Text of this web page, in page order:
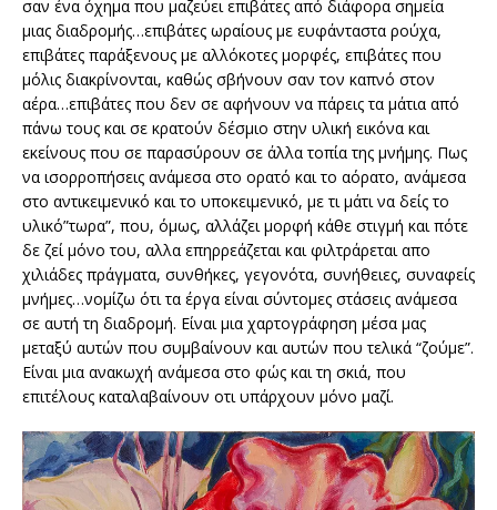
σαν ένα όχημα που μαζεύει επιβάτες από διάφορα σημεία
μιας διαδρομής…επιβάτες ωραίους με ευφάνταστα ρούχα,
επιβάτες παράξενους με αλλόκοτες μορφές, επιβάτες που
μόλις διακρίνονται, καθώς σβήνουν σαν τον καπνό στον
αέρα…επιβάτες που δεν σε αφήνουν να πάρεις τα μάτια από
πάνω τους και σε κρατούν δέσμιο στην υλική εικόνα και
εκείνους που σε παρασύρουν σε άλλα τοπία της μνήμης. Πως
να ισορροπήσεις ανάμεσα στο ορατό και το αόρατο, ανάμεσα
στο αντικειμενικό και το υποκειμενικό, με τι μάτι να δείς το
υλικό”τωρα”, που, όμως, αλλάζει μορφή κάθε στιγμή και πότε
δε ζεί μόνο του, αλλα επηρρεάζεται και φιλτράρεται απο
χιλιάδες πράγματα, συνθήκες, γεγονότα, συνήθειες, συναφείς
μνήμες…νομίζω ότι τα έργα είναι σύντομες στάσεις ανάμεσα
σε αυτή τη διαδρομή. Είναι μια χαρτογράφηση μέσα μας
μεταξύ αυτών που συμβαίνουν και αυτών που τελικά “ζούμε”.
Είναι μια ανακωχή ανάμεσα στο φώς και τη σκιά, που
επιτέλους καταλαβαίνουν οτι υπάρχουν μόνο μαζί.